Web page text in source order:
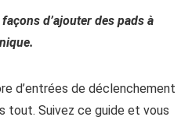
d’ajouter des pads à
d’entrées de déclenchement
tout. Suivez ce guide et vous